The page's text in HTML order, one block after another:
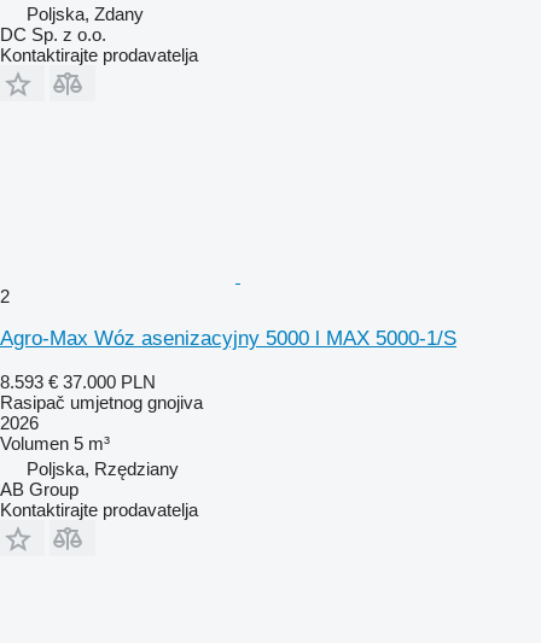
Poljska, Zdany
DC Sp. z o.o.
Kontaktirajte prodavatelja
2
Agro-Max Wóz asenizacyjny 5000 l MAX 5000-1/S
8.593 € 37.000 PLN
Rasipač umjetnog gnojiva
2026
Volumen 5 m³
Poljska, Rzędziany
AB Group
Kontaktirajte prodavatelja